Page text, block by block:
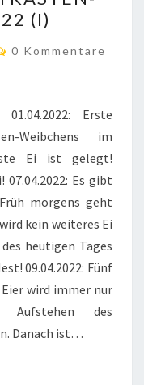
(I)
Kommentare
0 Kommentare
Erste
Weibchens im
Ei ist gelegt!
07.04.2022: Es gibt
morgens geht
kein weiteres Ei
heutigen Tages
09.04.2022: Fünf
wird immer nur
des
Danach ist…